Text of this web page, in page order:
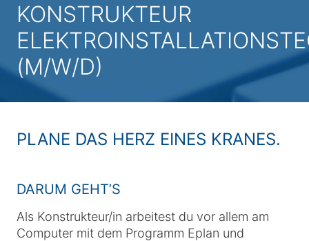
KONSTRUKTEUR
(M/W/D)
PLANE DAS HERZ EINES KRANES.
DARUM GEHT’S
Als Konstrukteur/in arbeitest du vor allem am
Computer mit dem Programm Eplan und